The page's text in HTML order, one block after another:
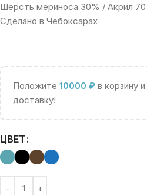
Шерсть мериноса 30% / Акрил
Сделано в Чебоксарах
Положите 10000 ₽ в корзину
доставку!
ЦВЕТ